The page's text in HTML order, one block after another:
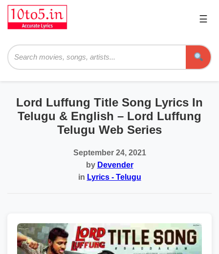
☰
Lord Luffung Title Song Lyrics In
Telugu & English – Lord Luffung
Telugu Web Series
September 24, 2021
by Devender
in Lyrics - Telugu